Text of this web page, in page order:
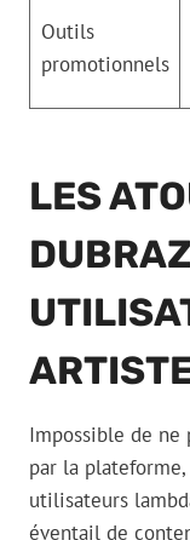
Outils
promotionnels
LES
Impossible de
par la
utilisateurs
éventail de